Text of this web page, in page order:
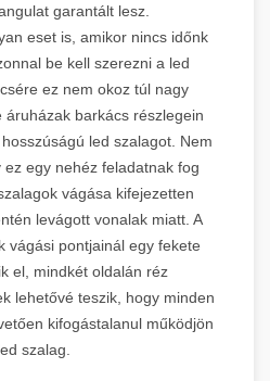
garantált lesz.
eset is, amikor nincs időnk
be kell szerezni a led
ez nem okoz túl nagy
áruházak barkács részlegein
led szalagot. Nem
egy nehéz feladatnak fog
vágása kifejezetten
levágott vonalak miatt. A
vágási pontjainál egy fekete
el, mindkét oldalán réz
lehetővé teszik, hogy minden
kifogástalanul működjön
szalag.